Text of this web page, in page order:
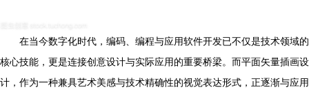
在当今数字化时代，编码、编程与应用软件开发已不仅是技术领域的
核心技能，更是连接创意设计与实际应用的重要桥梁。而平面矢量插画设
计，作为一种兼具艺术美感与技术精确性的视觉表达形式，正逐渐与应用